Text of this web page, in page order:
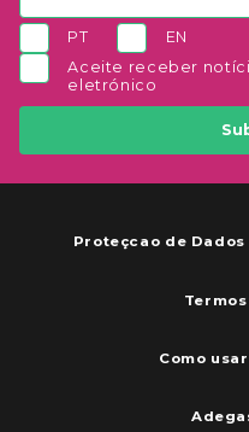
PT
EN
Aceite receber
eletrónico
Proteçcao de
Como